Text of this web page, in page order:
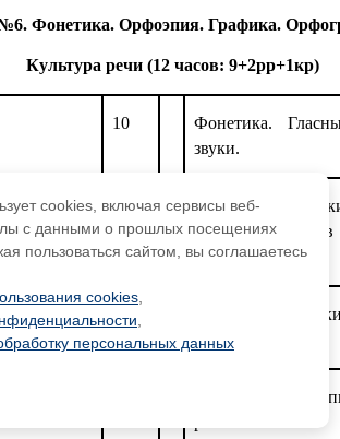
Фонетика. Орфоэпия. Графика.
Культура речи (12 часов: 9+2рр+1кр)
10
Фонетика.
звуки.
11
Согласные
Изменение звуков
потоке речи.
14
Твердые и
согласные.
cookies, включая сервисы веб-
с данными о прошлых посещениях
пользоваться сайтом, вы соглашаетесь
cookies
персональных данных